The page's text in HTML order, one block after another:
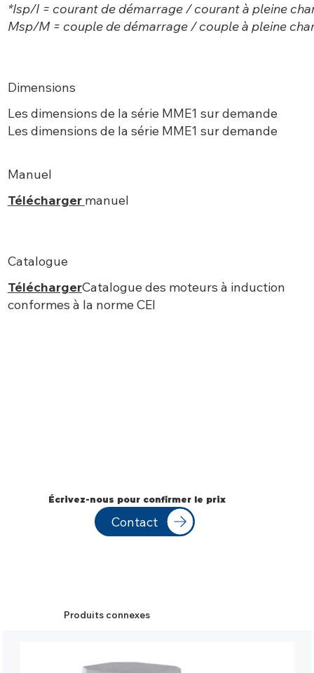
*Isp/I = courant de démarrage / courant à pleine
Msp/M = couple de démarrage / couple à pleine
Dimensions
Les dimensions de la série MME1 sur demande
Les dimensions de la série MME1 sur demande
Manuel
Télécharger manuel
Catalogue
TéléchargerCatalogue des moteurs à induction
conformes à la norme CEI
Écrivez-nous pour confirmer le prix
Contact
Produits connexes